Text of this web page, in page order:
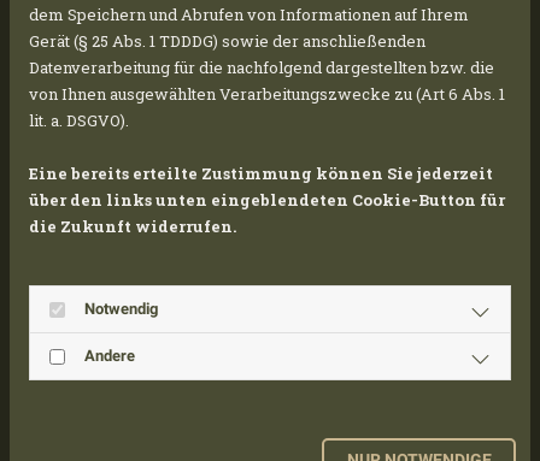
YOUTUBE INAKTIV
Aufgrund Ihrer Cookie-Einstellungen
werden.
Wenn Sie dieses Modul sehen möchten,
COOKIE EINSTELLUNGEN
dem Speichern und Abrufen von Informationen auf Ihrem
Gerät (§ 25 Abs. 1 TDDDG) sowie der anschließenden
Datenverarbeitung für die nachfolgend dargestellten bzw. die
von Ihnen ausgewählten Verarbeitungszwecke zu (Art 6 Abs. 1
lit. a. DSGVO).
Eine bereits erteilte Zustimmung können Sie jederzeit
über den links unten eingeblendeten Cookie-Button für
die Zukunft widerrufen.
Notwendig
Andere